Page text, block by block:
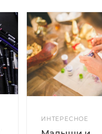
ИНТЕРЕСНОЕ